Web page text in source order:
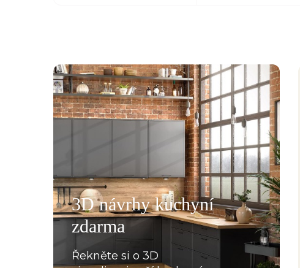
3D návrhy kuchyní
zdarma
Řekněte si o 3D
deseti. Kuchyň je krásná a kvalitní. Ochotný personál,
mi pomohla se vším a komunikovala ihned, bez prodlení.
které jsme postupně upravovaly, stejně tak mi poslala i
pracovních desek a korpusů skříní. Montéři u nás strávili
s každou překážkou, která na ně ať už ze strany
křivých zdí apod., vykoukla. Nakonec při předání